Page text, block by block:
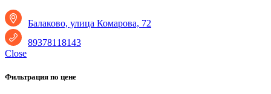
Балаково, улица Комарова, 72
89378118143
Close
Фильтрация по цене